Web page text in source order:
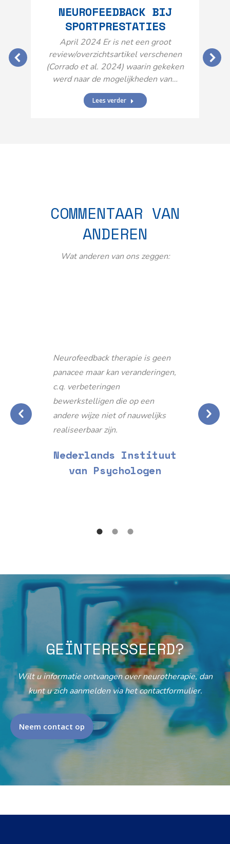
NEUROFEEDBACK BIJ
SPORTPRESTATIES
April 2024 Er is net een groot
review/overzichtsartikel verschenen
(Corrado et al. 2024) waarin gekeken
werd naar de mogelijkheden van…
Lees verder
COMMENTAAR VAN
ANDEREN
Wat anderen van ons zeggen:
Neurofeedback therapie is geen
panacee maar kan veranderingen,
c.q. verbeteringen
bewerkstelligen die op een
andere wijze niet of nauwelijks
realiseerbaar zijn.
Nederlands Instituut
van Psychologen
GEÏNTERESSEERD?
Wilt u informatie ontvangen over neurotherapie, dan
kunt u zich aanmelden via het contactformulier.
Neem contact op